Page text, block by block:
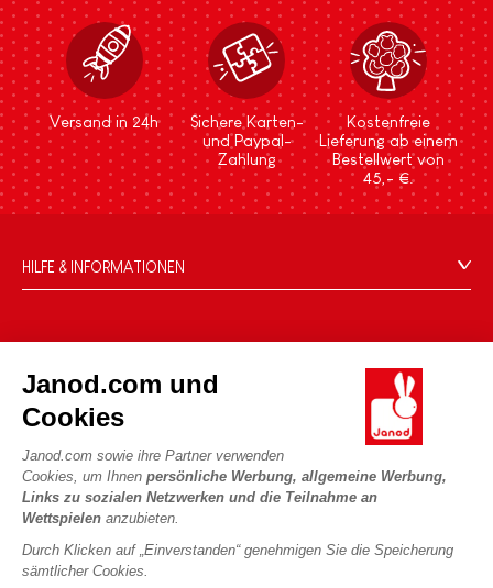
Janod.com und
Cookies
Janod.com sowie ihre Partner verwenden
Cookies, um Ihnen persönliche Werbung, allgemeine Werbung,
Links zu sozialen Netzwerken und die Teilnahme an
Wettspielen anzubieten.
Durch Klicken auf „Einverstanden“ genehmigen Sie die Speicherung
sämtlicher Cookies.
Versand in 24h
Sichere Karten-
und Paypal-
Zahlung
Kostenfreie
Lieferung ab einem
Bestellwert von
45,- €.
HILFE & INFORMATIONEN
FAQ
Kontakt
Händler
Persönliche daten
Cookies
Nutzungsbedingungen #YesJanod
DIE WELT VON JANOD
Die Geschichte
Unsere Expertise
CSR-Verpflichtungen
Was ist FSC®?
UNSERE LEISTUNGEN
Sicheres Bezahlen
Lieferbedingungen
Spielregeln und Anleitungen
PROFESSIONAL
Pressekontakte